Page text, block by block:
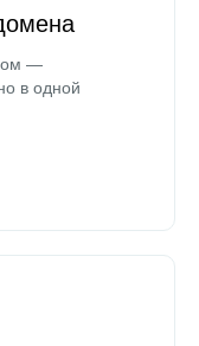
—
в одной